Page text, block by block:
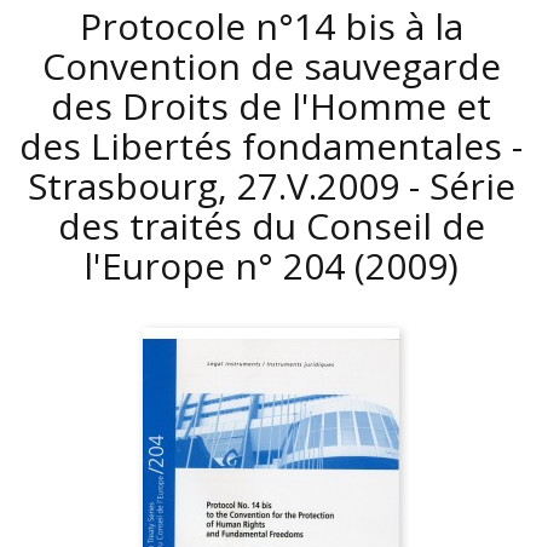
Protocole n°14 bis à la
Convention de sauvegarde
des Droits de l'Homme et
des Libertés fondamentales -
Strasbourg, 27.V.2009 - Série
des traités du Conseil de
l'Europe n° 204 (2009)